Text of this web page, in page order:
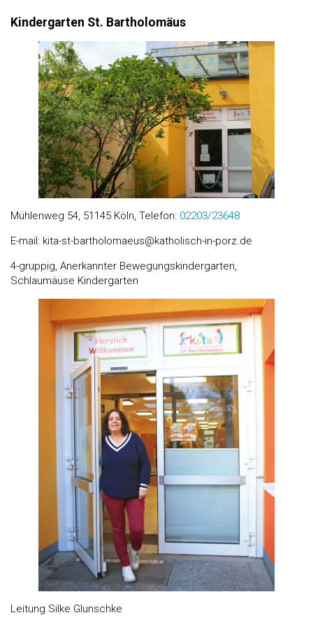
Kindergarten St. Bartholomäus
Mühlenweg 54, 51145 Köln, Telefon: 02203/23648
E-mail: kita-st-bartholomaeus@katholisch-in-porz.de
4-gruppig, Anerkannter Bewegungskindergarten,
Schlaumäuse Kindergarten
Leitung Silke Glunschke